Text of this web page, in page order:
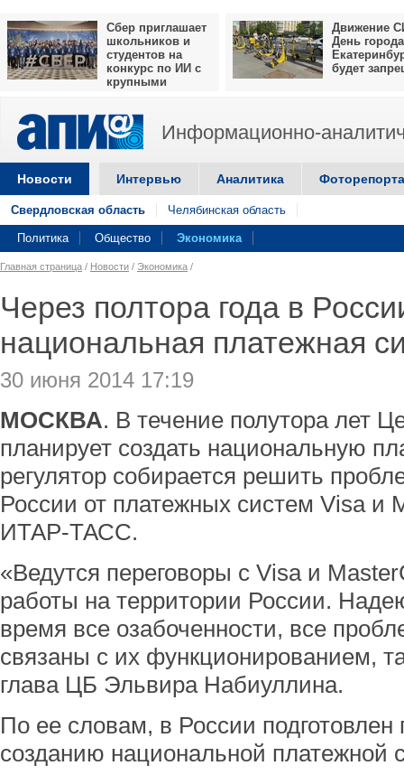
Сбер приглашает
школьников и
студентов на
конкурс по ИИ с
крупными
Движение
День города
будет
Информационно-
Новости Интервью Аналитика
Свердловская область Челябинская область
Политика Общество Экономика
Главная страница / Новости / Экономика /
Через полтора года в
национальная платежная
30 июня 2014 17:19
МОСКВА. В течение полутора лет
планирует создать национальную
регулятор собирается решить
России от платежных систем Visa и
ИТАР-ТАСС.
«Ведутся переговоры с Visa и
работы на территории России.
время все озабоченности, все
связаны с их функционированием,
глава ЦБ Эльвира Набиуллина.
По ее словам, в России подготовлен
созданию национальной платежной